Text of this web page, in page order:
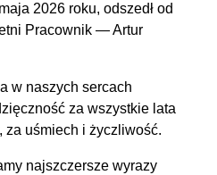
2026 roku, odszedł od
Pracownik — Artur
w naszych sercach
za wszystkie lata
za uśmiech i życzliwość.
najszczersze wyrazy